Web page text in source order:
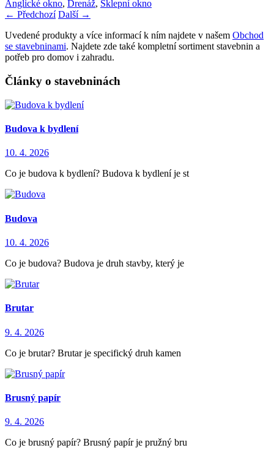
Anglické okno, Drenáž, Sklepní okno
← Předchozí Další →
Uvedené produkty a více informací k ním najdete v našem Obchod
se stavebninami. Najdete zde také kompletní sortiment stavebnin a
potřeb pro domov i zahradu.
Články o stavebninách
Budova k bydlení
10. 4. 2026
Co je budova k bydlení? Budova k bydlení je st
Budova
10. 4. 2026
Co je budova? Budova je druh stavby, který je
Brutar
9. 4. 2026
Co je brutar? Brutar je specifický druh kamen
Brusný papír
9. 4. 2026
Co je brusný papír? Brusný papír je pružný bru